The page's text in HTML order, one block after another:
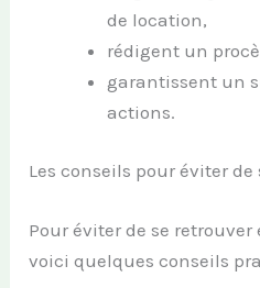
de location,
rédigent un
garantissent un
actions.
Les conseils pour éviter
Pour éviter de se retrouver
voici quelques conseils